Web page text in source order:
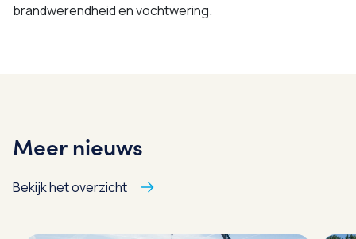
brandwerendheid en vochtwering.
Meer nieuws
Bekijk het overzicht